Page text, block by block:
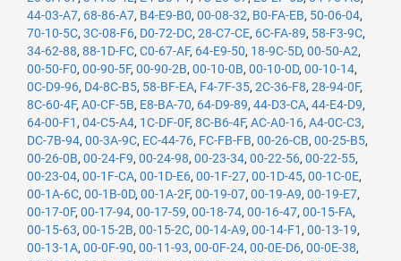
44-03-A7, 68-86-A7, B4-E9-B0, 00-08-32, B0-FA-EB, 50-06-04,
70-10-5C, 3C-08-F6, D0-72-DC, 28-C7-CE, 6C-FA-89, 58-F3-9C,
34-62-88, 88-1D-FC, C0-67-AF, 64-E9-50, 18-9C-5D, 00-50-A2,
00-50-F0, 00-90-5F, 00-90-2B, 00-10-0B, 00-10-0D, 00-10-14,
0C-D9-96, D4-8C-B5, 58-BF-EA, F4-7F-35, 2C-36-F8, 28-94-0F,
8C-60-4F, A0-CF-5B, E8-BA-70, 64-D9-89, 44-D3-CA, 44-E4-D9,
64-00-F1 , 04-C5-A4, 1C-DF-0F, 8C-B6-4F, AC-A0-16, A4-0C-C3,
DC-7B-94, 00-3A-9C, EC-44-76, FC-FB-FB, 00-26-CB, 00-25-B5,
00-26-0B, 00-24-F9, 00-24-98, 00-23-34, 00-22-56, 00-22-55,
00-23-04, 00-1F-CA, 00-1D-E6, 00-1F-27, 00-1D-45, 00-1C-0E,
00-1A-6C, 00-1B-0D, 00-1A-2F, 00-19-07, 00-19-A9, 00-19-E7,
00-17-0F, 00-17-94, 00-17-59, 00-18-74, 00-16-47, 00-15-FA,
00-15-63, 00-15-2B, 00-15-2C, 00-14-A9, 00-14-F1 , 00-13-19,
00-13-1A, 00-0F-90, 00-11-93, 00-0F-24, 00-0E-D6, 00-0E-38,